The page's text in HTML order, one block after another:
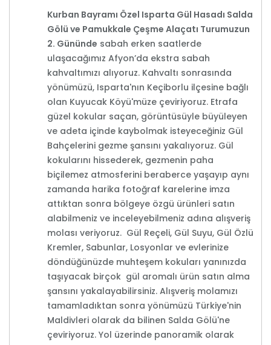
Kurban Bayramı Özel Isparta Gül Hasadı Salda
Gölü ve Pamukkale Çeşme Alaçatı Turumuzun
2. Gününde sabah erken saatlerde
ulaşacağımız Afyon’da ekstra sabah
kahvaltımızı alıyoruz. Kahvaltı sonrasında
yönümüzü, Isparta'nın Keçiborlu ilçesine bağlı
olan Kuyucak Köyü'müze çeviriyoruz. Etrafa
güzel kokular saçan, görüntüsüyle büyüleyen
ve adeta içinde kaybolmak isteyeceğiniz Gül
Bahçelerini gezme şansını yakalıyoruz. Gül
kokularını hissederek, gezmenin paha
biçilemez atmosferini beraberce yaşayıp aynı
zamanda harika fotoğraf karelerine imza
attıktan sonra bölgeye özgü ürünleri satın
alabilmeniz ve inceleyebilmeniz adına alışveriş
molası veriyoruz. Gül Reçeli, Gül Suyu, Gül Özlü
Kremler, Sabunlar, Losyonlar ve evlerinize
döndüğünüzde muhteşem kokuları yanınızda
taşıyacak birçok gül aromalı ürün satın alma
şansını yakalayabilirsiniz. Alışveriş molamızı
tamamladıktan sonra yönümüzü Türkiye'nin
Maldivleri olarak da bilinen Salda Gölü'ne
çeviriyoruz. Yol üzerinde panoramik olarak